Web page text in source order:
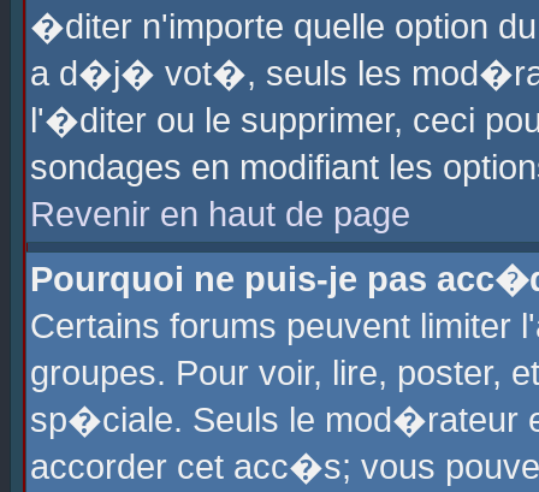
�diter n'importe quelle option
a d�j� vot�, seuls les
l'�diter ou le supprimer, ceci
sondages en modifiant les
Revenir en haut de page
Pourquoi ne puis-je pas
Certains forums peuvent
groupes. Pour voir, lire, poster,
sp�ciale. Seuls le mod�rateur
accorder cet acc�s; vous